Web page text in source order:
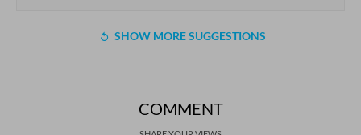
SHOW MORE SUGGESTIONS
COMMENT